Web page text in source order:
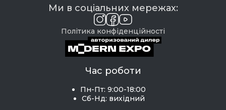
Ми в соціальних мережах:
Політика конфіденційності
Час роботи
Пн-Пт: 9:00-18:00
Сб-Нд: вихідний